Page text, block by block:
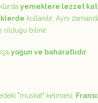
yemeklere lezzet
kullanılır. Aynı
olduğu bilinir.
yoğun ve baharatlıdır.
"muskat" kelimesi,